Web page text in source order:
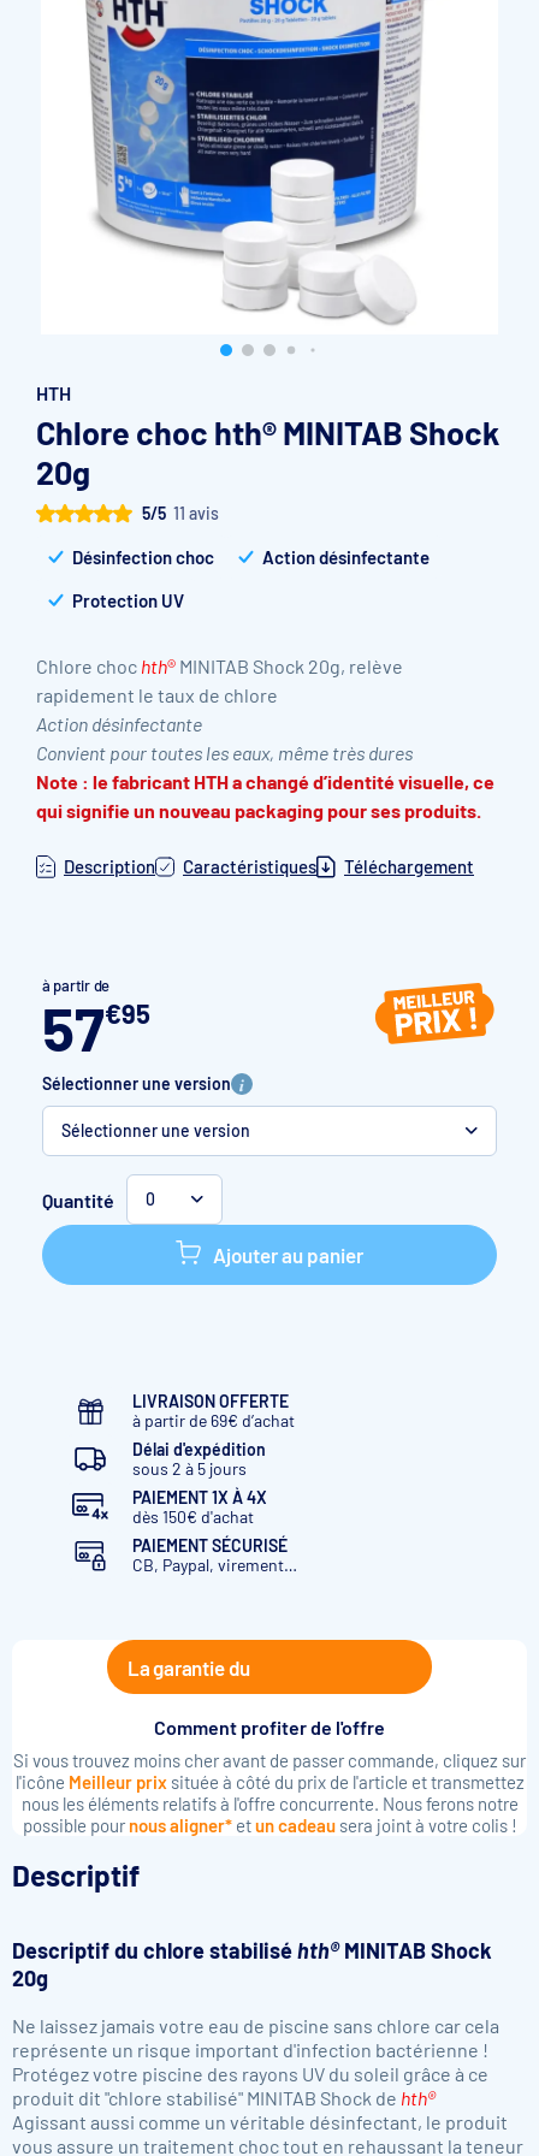
Accessoires et pièces détachées filtration
Pompe de filtration à vitesse variable
Vannes multivoies filtres à sable
Groupe de filtration sur palette
HTH
Chlore choc hth® MINITAB Shock
20g
5/5 11 avis
Désinfection choc
Action désinfectante
Protection UV
Chlore choc hth® MINITAB Shock 20g, relève
rapidement le taux de chlore
Action désinfectante
Convient pour toutes les eaux, même très dures
Note : le fabricant HTH a changé d’identité visuelle, ce
qui signifie un nouveau packaging pour ses produits.
Description Caractéristiques Téléchargement
à partir de
57€95
Sélectionner une version
Sélectionner une version
5 kg
Quantité 0
Ajouter au panier
LIVRAISON OFFERTE
à partir de 69€ d’achat
Délai d'expédition
sous 2 à 5 jours
PAIEMENT 1X À 4X
dès 150€ d'achat
PAIEMENT SÉCURISÉ
CB, Paypal, virement…
La garantie du
Comment profiter de l'offre
Si vous trouvez moins cher avant de passer commande, cliquez sur
l'icône Meilleur prixsituée à côté du prix de l'article et transmettez
nous les éléments relatifs à l'offre concurrente. Nous ferons notre
possible pour nous aligner*etun cadeausera joint à votre colis !
Descriptif
Descriptif du chlore stabiliséhth®MINITAB Shock
20g
Ne laissez jamais votre eau de piscine sans chlore car cela
représente un risque important d'infection bactérienne !
Protégez votre piscine des rayons UV du soleil grâce à ce
produit dit "chlore stabilisé" MINITAB Shock de hth®
Agissant aussi comme un véritable désinfectant, le produit
vous assure un traitement choc tout en rehaussant la teneur